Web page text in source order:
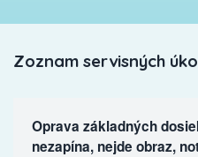
Zoznam servisných
Oprava základných
nezapína, nejde obraz,